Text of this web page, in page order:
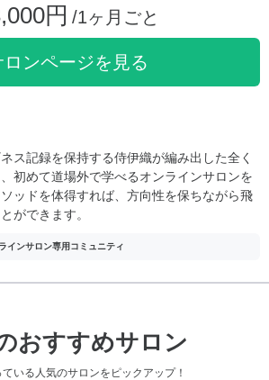
円 /1ヶ月ごと
ロンページを見る
ス記録を保持する侍伊織が編み出した全く
初めて道場外で学べるオンラインサロンを
ッドを体得すれば、方向性を保ちながら飛
ができます。
インサロン専用コミュニティ
おすすめサロン
いる人気のサロンをピックアップ！